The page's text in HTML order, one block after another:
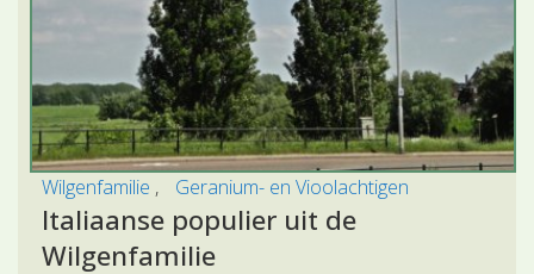
Wilgenfamilie Geranium- en Vioolachtigen
Italiaanse populier uit de
Wilgenfamilie